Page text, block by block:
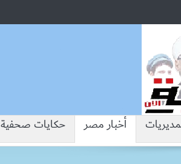
أخبار مصر حكايات صحفية